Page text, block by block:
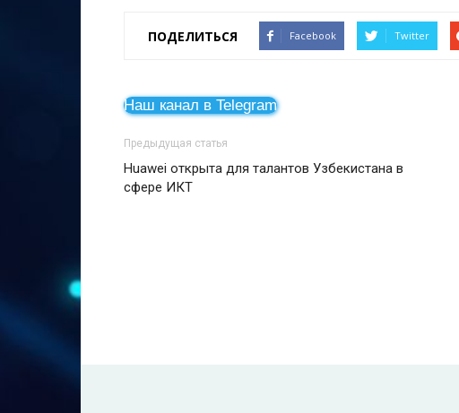
ПОДЕЛИТЬСЯ Facebook Twitter
Наш канал в Telegram
Предыдущая статья
Huawei открыта для талантов Узбекистана в
сфере ИКТ